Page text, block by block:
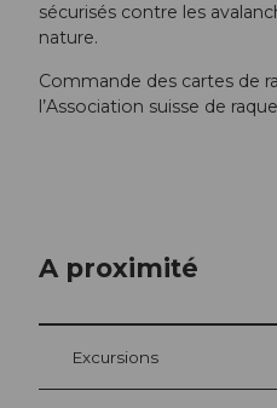
sécurisés contre les
nature.
Commande des cartes de
l’Association suisse de
A proximité
Excursions